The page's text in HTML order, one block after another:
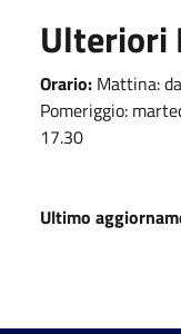
Ulteriori
Orario: Mattina:
Pomeriggio:
17.30
Ultimo